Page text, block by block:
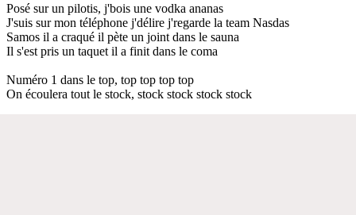
Posé sur un pilotis, j'bois une vodka ananas
J'suis sur mon téléphone j'délire j'regarde la team Nasdas
Samos il a craqué il pète un joint dans le sauna
Il s'est pris un taquet il a finit dans le coma
Numéro 1 dans le top, top top top top
On écoulera tout le stock, stock stock stock stock